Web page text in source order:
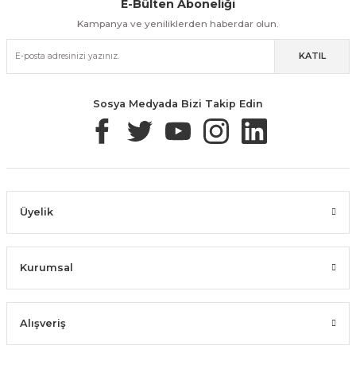
Kolay İade & Değişim Güvenli Alışveriş
Güvenli Paketleme Taksit / Havale İle Alışveriş Kolay İade & Değişim
E-Bülten Aboneliği
Kampanya ve yeniliklerden haberdar olun.
KATIL
Sosya Medyada Bizi Takip Edin
Üyelik
Kurumsal
Alışveriş